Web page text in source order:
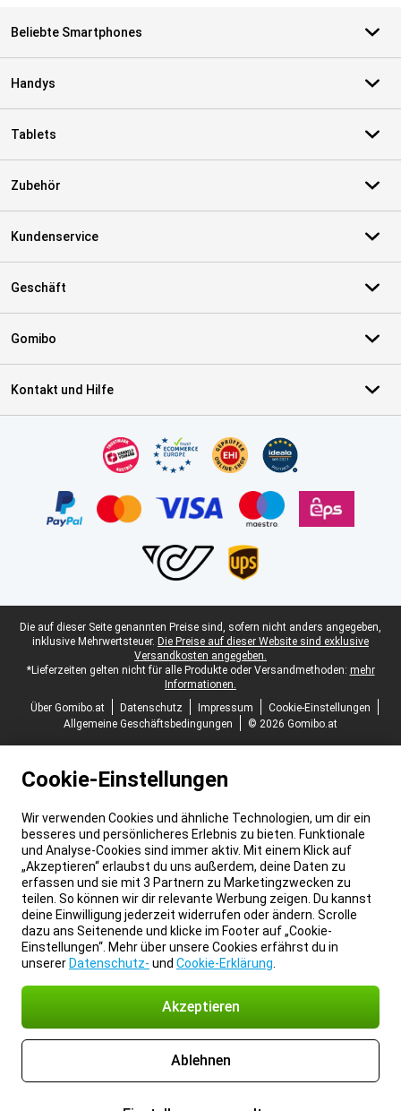
Beliebte Smartphones
Handys
Tablets
Zubehör
Kundenservice
Geschäft
Gomibo
Kontakt und Hilfe
Juristische Fußzeile
Die auf dieser Seite genannten Preise sind, sofern nicht anders angegeben,
inklusive Mehrwertsteuer. Die Preise auf dieser Website sind exklusive
Versandkosten angegeben.
*Lieferzeiten gelten nicht für alle Produkte oder Versandmethoden: mehr
Informationen.
Über Gomibo.at
Datenschutz Impressum
Cookie-Einstellungen
Allgemeine Geschäftsbedingungen
© 2026 Gomibo.at
Cookie-Einstellungen
Wir verwenden Cookies und ähnliche Technologien, um dir ein
besseres und persönlicheres Erlebnis zu bieten. Funktionale
und Analyse-Cookies sind immer aktiv. Mit einem Klick auf
„Akzeptieren“ erlaubst du uns außerdem, deine Daten zu
erfassen und sie mit 3 Partnern zu Marketingzwecken zu
teilen. So können wir dir relevante Werbung zeigen. Du kannst
deine Einwilligung jederzeit widerrufen oder ändern. Scrolle
dazu ans Seitenende und klicke im Footer auf „Cookie-
Einstellungen“. Mehr über unsere Cookies erfährst du in
unserer Datenschutz- und Cookie-Erklärung
Akzeptieren
Ablehnen